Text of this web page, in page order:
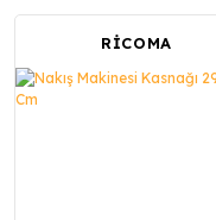
RİCOMA